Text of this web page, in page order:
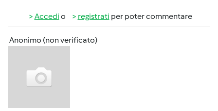
Accedi o registrati per poter commentare
Anonimo (non verificato)